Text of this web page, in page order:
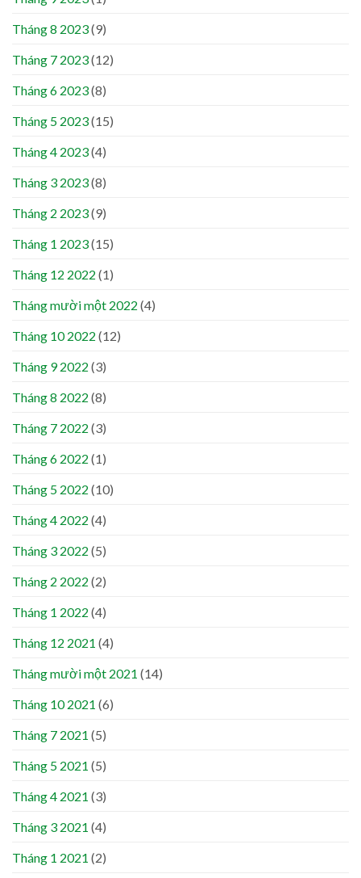
Tháng 8 2023(9)
Tháng 7 2023(12)
Tháng 6 2023(8)
Tháng 5 2023(15)
Tháng 4 2023(4)
Tháng 3 2023(8)
Tháng 2 2023(9)
Tháng 1 2023(15)
Tháng 12 2022 (1)
Tháng mười một 2022 (4)
Tháng 10 2022 (12)
Tháng 9 2022 (3)
Tháng 8 2022 (8)
Tháng 7 2022 (3)
Tháng 6 2022 (1)
Tháng 5 2022 (10)
Tháng 4 2022 (4)
Tháng 3 2022 (5)
Tháng 2 2022 (2)
Tháng 1 2022 (4)
Tháng 12 2021 (4)
Tháng mười một 2021 (14)
Tháng 10 2021 (6)
Tháng 7 2021 (5)
Tháng 5 2021 (5)
Tháng 4 2021 (3)
Tháng 3 2021 (4)
Tháng 1 2021 (2)